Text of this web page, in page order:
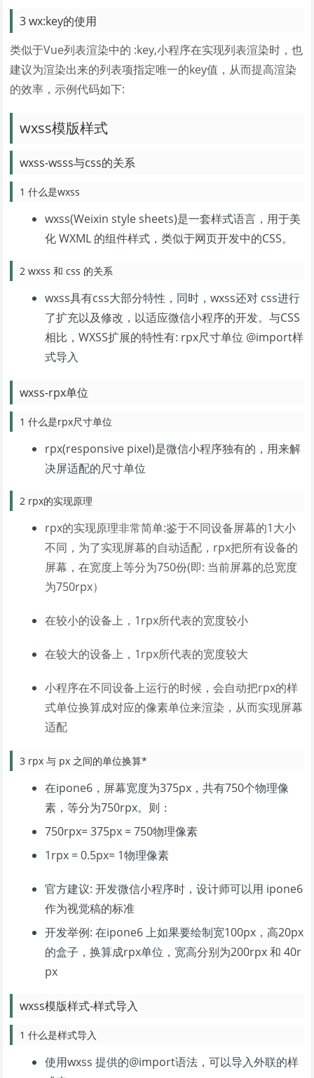
3 wx:key的使用
类似于Vue列表渲染中的 :key,小程序在实现列表渲染时，也
建议为渲染出来的列表项指定唯一的key值，从而提高渲染
的效率，示例代码如下:
wxss模版样式
wxss-wsss与css的关系
1 什么是wxss
wxss(Weixin style sheets)是一套样式语言，用于美
化 WXML 的组件样式，类似于网页开发中的CSS。
2 wxss 和 css 的关系
wxss具有css大部分特性，同时，wxss还对 css进行
了扩充以及修改，以适应微信小程序的开发。与CSS
相比，WXSS扩展的特性有: rpx尺寸单位 @import样
式导入
wxss-rpx单位
1 什么是rpx尺寸单位
rpx(responsive pixel)是微信小程序独有的，用来解
决屏适配的尺寸单位
2 rpx的实现原理
rpx的实现原理非常简单:鉴于不同设备屏幕的1大小
不同，为了实现屏幕的自动适配，rpx把所有设备的
屏幕，在宽度上等分为750份(即: 当前屏幕的总宽度
为750rpx）
在较小的设备上，1rpx所代表的宽度较小
在较大的设备上，1rpx所代表的宽度较大
小程序在不同设备上运行的时候，会自动把rpx的样
式单位换算成对应的像素单位来渲染，从而实现屏幕
适配
3 rpx 与 px 之间的单位换算*
在ipone6，屏幕宽度为375px，共有750个物理像
素，等分为750rpx。则：
750rpx= 375px = 750物理像素
1rpx = 0.5px= 1物理像素
官方建议: 开发微信小程序时，设计师可以用 ipone6
作为视觉稿的标准
开发举例: 在ipone6 上如果要绘制宽100px，高20px
的盒子，换算成rpx单位，宽高分别为200rpx 和 40r
px
wxss模版样式-样式导入
1 什么是样式导入
使用wxss 提供的@import语法，可以导入外联的样